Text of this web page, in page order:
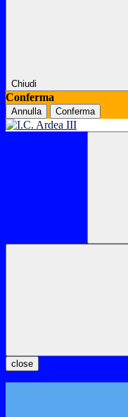
Chiudi
Conferma
Annulla Conferma
close